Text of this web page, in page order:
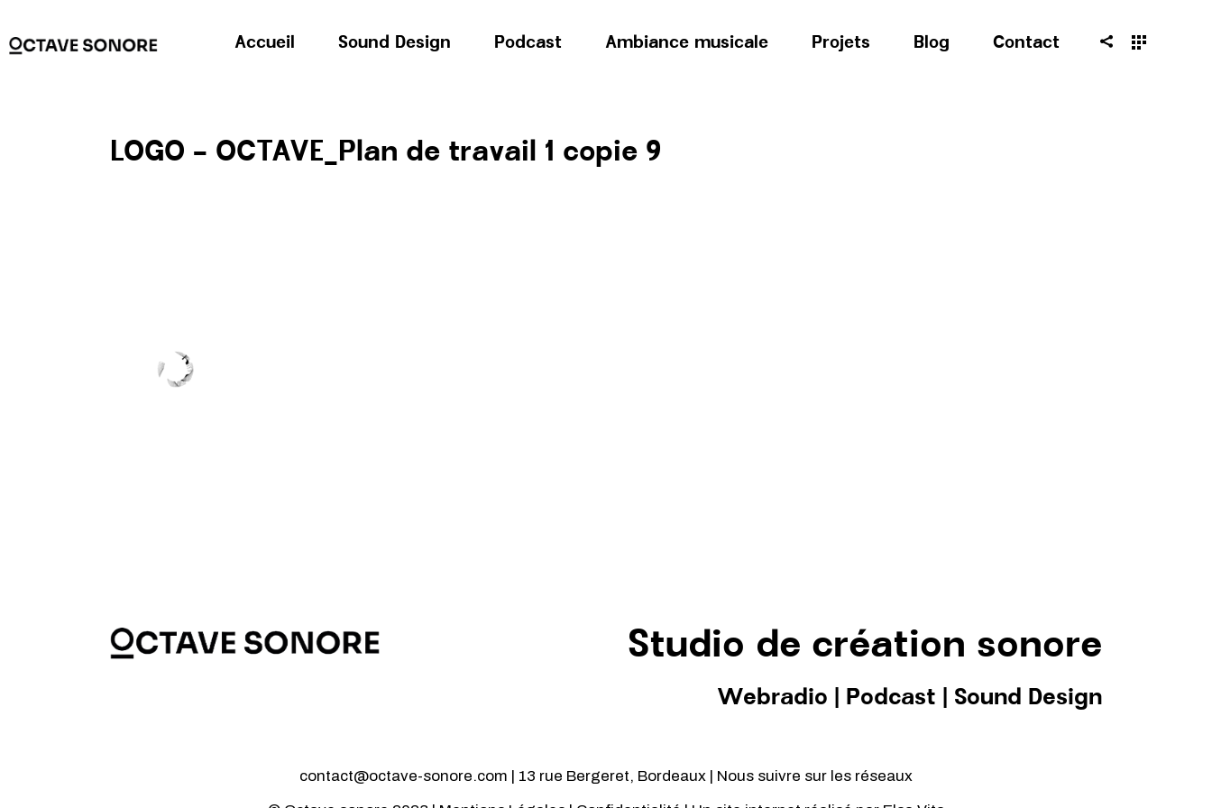
Accueil Sound Design Podcast Ambiance musicale Projets Blog Contact
LOGO – OCTAVE_Plan de travail 1 copie 9
Studio de création sonore
Webradio Podcast Sound Design
contact@octave-sonore.com | 13 rue Bergeret, Bordeaux | Nous suivre sur les réseaux